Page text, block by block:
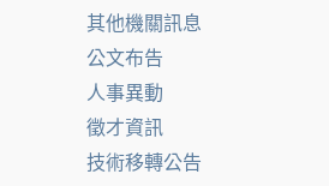
其他機關訊息
公文布告
人事異動
徵才資訊
技術移轉公告